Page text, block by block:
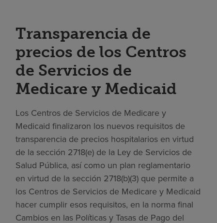
Transparencia de
precios de los Centros
de Servicios de
Medicare y Medicaid
Los Centros de Servicios de Medicare y
Medicaid finalizaron los nuevos requisitos de
transparencia de precios hospitalarios en virtud
de la sección 2718(e) de la Ley de Servicios de
Salud Pública, así como un plan reglamentario
en virtud de la sección 2718(b)(3) que permite a
los Centros de Servicios de Medicare y Medicaid
hacer cumplir esos requisitos, en la norma final
Cambios en las Políticas y Tasas de Pago del